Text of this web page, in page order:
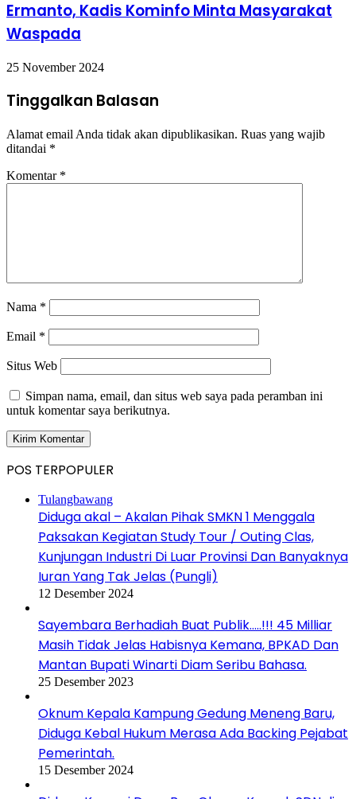
Ermanto, Kadis Kominfo Minta Masyarakat
Waspada
25 November 2024
Tinggalkan Balasan
Alamat email Anda tidak akan dipublikasikan. Ruas yang wajib
ditandai *
Komentar *
Nama *
Email *
Situs Web
Simpan nama, email, dan situs web saya pada peramban ini
untuk komentar saya berikutnya.
POS TERPOPULER
Tulangbawang
Diduga akal – Akalan Pihak SMKN 1 Menggala
Paksakan Kegiatan Study Tour / Outing Clas,
Kunjungan Industri Di Luar Provinsi Dan Banyaknya
Iuran Yang Tak Jelas (Pungli)
12 Desember 2024
Sayembara Berhadiah Buat Publik…..!!! 45 Milliar
Masih Tidak Jelas Habisnya Kemana, BPKAD Dan
Mantan Bupati Winarti Diam Seribu Bahasa.
25 Desember 2023
Oknum Kepala Kampung Gedung Meneng Baru,
Diduga Kebal Hukum Merasa Ada Backing Pejabat
Pemerintah.
15 Desember 2024